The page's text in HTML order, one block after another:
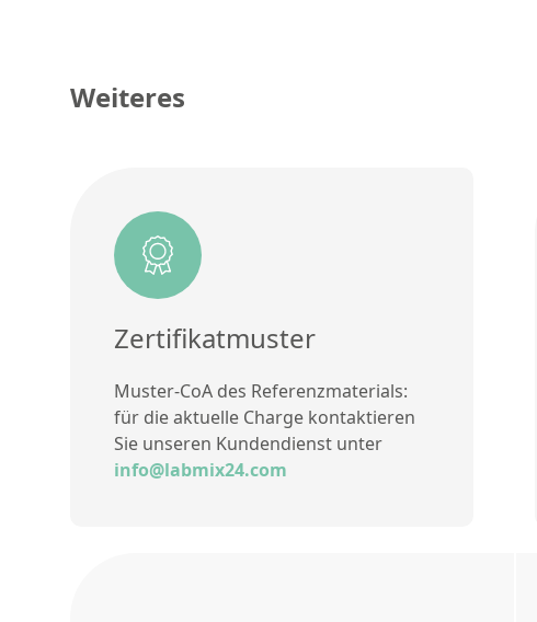
Weiteres
Zertifikatmuster
Muster-CoA des Referenzmaterials:
für die aktuelle Charge kontaktieren
Sie unseren Kundendienst unter
info@labmix24.com